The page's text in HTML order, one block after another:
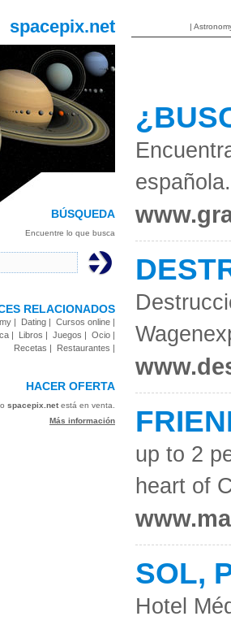
spacepix.net
BÚSQUEDA
Encuentre lo que busca
RELACIONADOS
| Dating | Cursos online |
| Libros | Juegos | Ocio |
Recetas | Restaurantes |
HACER OFERTA
spacepix.net está en venta.
Más información
|
up to 2
heart of
SOL,
Hotel